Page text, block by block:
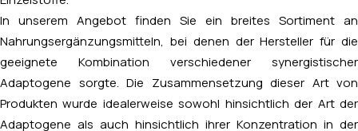
In unserem Angebot finden Sie ein breites Sortiment an
Nahrungsergänzungsmitteln, bei denen der Hersteller für die
geeignete Kombination verschiedener synergistischer
Adaptogene sorgte. Die Zusammensetzung dieser Art von
Produkten wurde idealerweise sowohl hinsichtlich der Art der
Adaptogene als auch hinsichtlich ihrer Konzentration in der